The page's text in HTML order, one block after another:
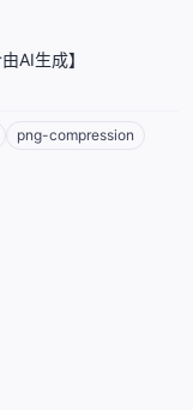
AI生成】
png-compression